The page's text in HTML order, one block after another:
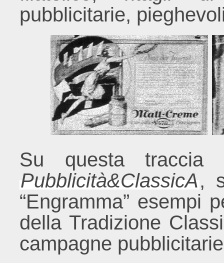
pubblicitarie,
Su questa
Pubblicità&ClassicA,
“Engramma” esempi
della Tradizione
campagne